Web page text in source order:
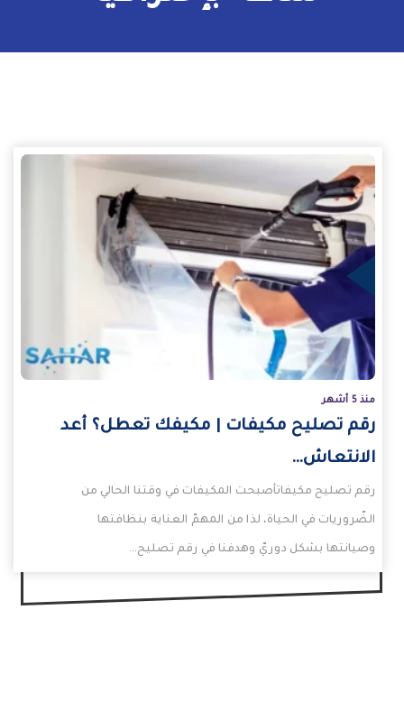
منذ 5 أشهر
رقم تصليح مكيفات | مكيفك تعطل؟ أعد
الانتعاش…
رقم تصليح مكيفاتأصبحت المكيفات في وقتنا الحالي من
الضّروريات في الحياة، لذا من المهمّ العناية بنظافتها
وصيانتها بشكل دوريّ وهدفنا في رقم تصليح…